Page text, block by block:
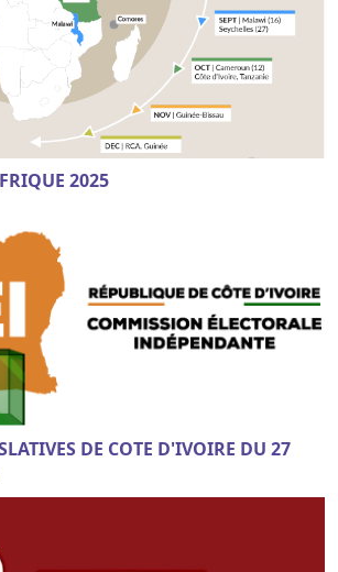
2025
DE COTE D'IVOIRE DU 27